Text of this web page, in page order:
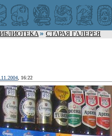
СТАРАЯ ГАЛЕРЕЯ
, 16:22